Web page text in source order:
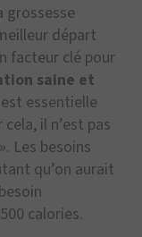
grossesse
départ
facteur clé pour
saine et
essentielle
il n’est pas
Les besoins
qu’on aurait
calories.